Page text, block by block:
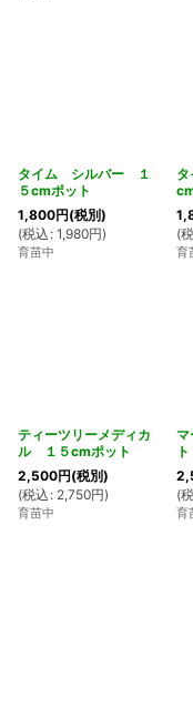
タイム シルバー １
５cmポット
1,800円(税別)
(税込 : 1,980円)
育苗中
(
育
ティーツリーメディカ
ル １５cmポット
2,500円(税別)
(税込 : 2,750円)
育苗中
ト
(
育